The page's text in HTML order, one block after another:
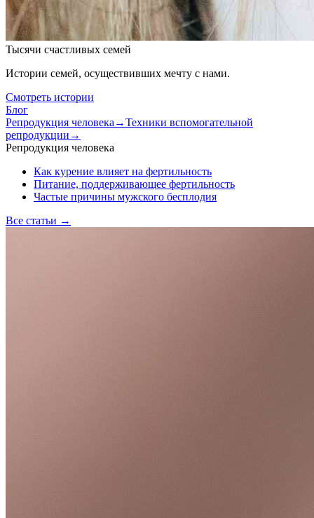
Тысячи счастливых семей
Истории семей, осуществивших мечту с нами.
Смотреть истории
Блог
Репродукция человека →Техники вспомогательной
репродукции →
Репродукция человека
Как курение влияет на фертильность
Питание, поддерживающее фертильность
Частые причины мужского бесплодия
Все статьи →